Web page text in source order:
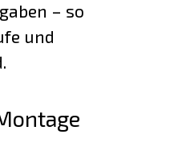
– so
und